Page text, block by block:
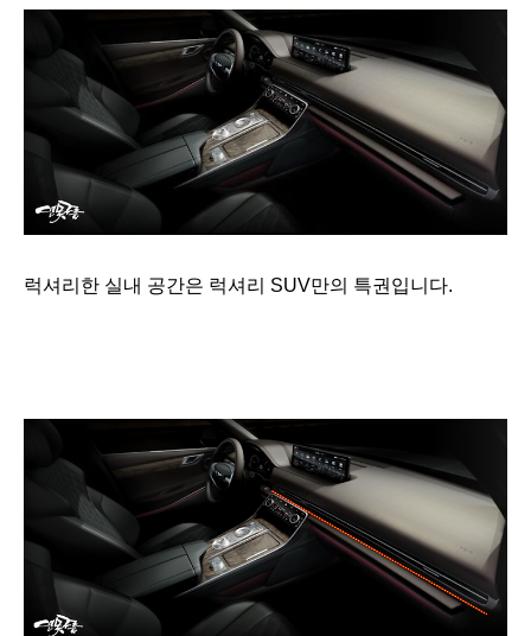
럭셔리한 실내 공간은 럭셔리 SUV만의 특권입니다.